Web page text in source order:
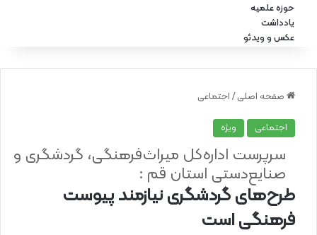
حوزه علمیه
یادداشت
عکس و ویدئو
صفحه اصلی / اجتماعی
اجتماعی ویژه
طرح‌های گردشگری نیازمند پیوست
فرهنگی است
سرپرست اداره‌کل میراث‌فرهنگی، گردشگری و
صنایع‌دستی استان قم :